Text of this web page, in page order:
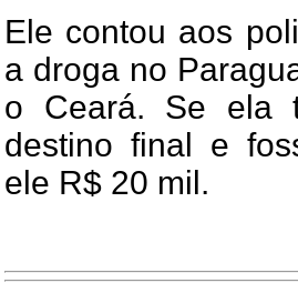
Ele contou aos
a droga no
o Ceará. Se ela
destino final e
ele R$ 20 mil.